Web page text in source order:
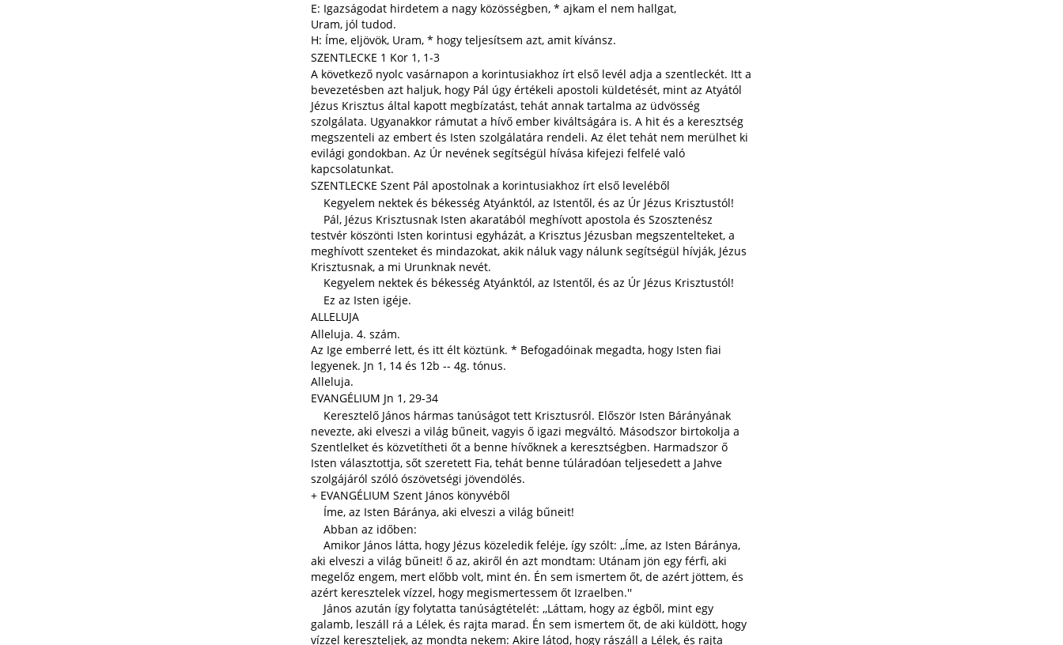
E: Igazságodat hirdetem a nagy közösségben, * ajkam el nem hallgat,
Uram, jól tudod.
H: Íme, eljövök, Uram, * hogy teljesítsem azt, amit kívánsz.
SZENTLECKE 1 Kor 1, 1-3
A következő nyolc vasárnapon a korintusiakhoz írt első levél adja a szentleckét. Itt a
bevezetésben azt haljuk, hogy Pál úgy értékeli apostoli küldetését, mint az Atyától
Jézus Krisztus által kapott megbízatást, tehát annak tartalma az üdvösség
szolgálata. Ugyanakkor rámutat a hívő ember kiváltságára is. A hit és a keresztség
megszenteli az embert és Isten szolgálatára rendeli. Az élet tehát nem merülhet ki
evilági gondokban. Az Úr nevének segítségül hívása kifejezi felfelé való
kapcsolatunkat.
SZENTLECKE Szent Pál apostolnak a korintusiakhoz írt első leveléből
Kegyelem nektek és békesség Atyánktól, az Istentől, és az Úr Jézus Krisztustól!
Pál, Jézus Krisztusnak Isten akaratából meghívott apostola és Szosztenész
testvér köszönti Isten korintusi egyházát, a Krisztus Jézusban megszentelteket, a
meghívott szenteket és mindazokat, akik náluk vagy nálunk segítségül hívják, Jézus
Krisztusnak, a mi Urunknak nevét.
Kegyelem nektek és békesség Atyánktól, az Istentől, és az Úr Jézus Krisztustól!
Ez az Isten igéje.
ALLELUJA
Alleluja. 4. szám.
Az Ige emberré lett, és itt élt köztünk. * Befogadóinak megadta, hogy Isten fiai
legyenek. Jn 1, 14 és 12b -- 4g. tónus.
Alleluja.
EVANGÉLIUM Jn 1, 29-34
Keresztelő János hármas tanúságot tett Krisztusról. Először Isten Bárányának
nevezte, aki elveszi a világ bűneit, vagyis ő igazi megváltó. Másodszor birtokolja a
Szentlelket és közvetítheti őt a benne hívőknek a keresztségben. Harmadszor ő
Isten választottja, sőt szeretett Fia, tehát benne túláradóan teljesedett a Jahve
szolgájáról szóló ószövetségi jövendölés.
+ EVANGÉLIUM Szent János könyvéből
Íme, az Isten Báránya, aki elveszi a világ bűneit!
Abban az időben:
Amikor János látta, hogy Jézus közeledik feléje, így szólt: ,,Íme, az Isten Báránya,
aki elveszi a világ bűneit! ő az, akiről én azt mondtam: Utánam jön egy férfi, aki
megelőz engem, mert előbb volt, mint én. Én sem ismertem őt, de azért jöttem, és
azért keresztelek vízzel, hogy megismertessem őt Izraelben.''
János azután így folytatta tanúságtételét: ,,Láttam, hogy az égből, mint egy
galamb, leszáll rá a Lélek, és rajta marad. Én sem ismertem őt, de aki küldött, hogy
vízzel kereszteljek, az mondta nekem: Akire látod, hogy rászáll a Lélek, és rajta